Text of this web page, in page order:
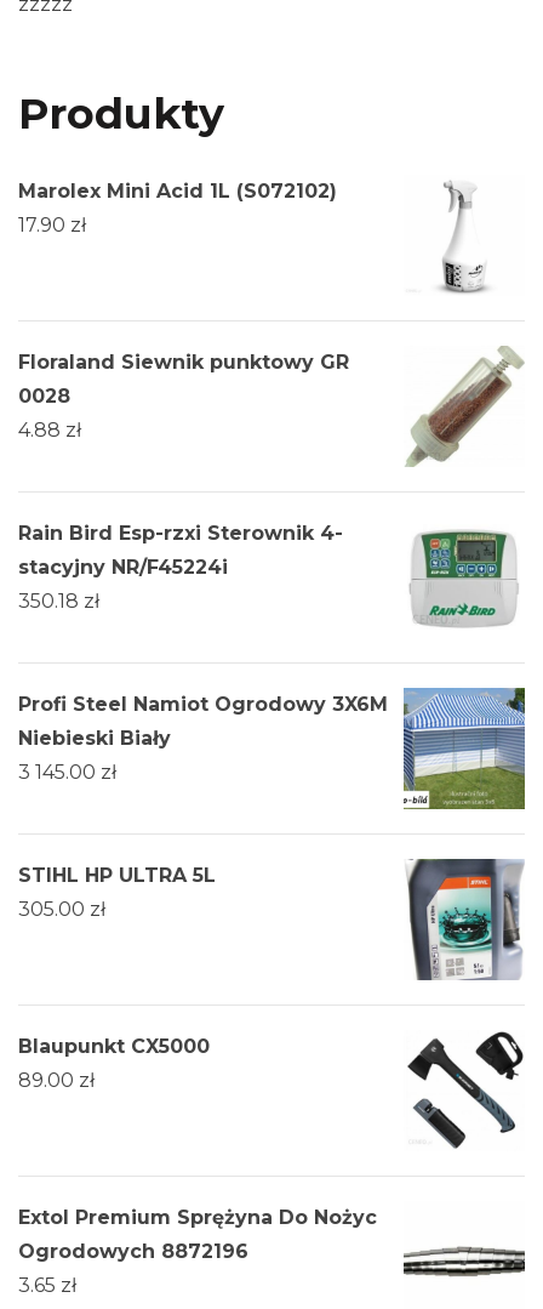
Produkty
Marolex Mini Acid 1L (S072102)
17.90 zł
Floraland Siewnik punktowy GR
0028
4.88 zł
Rain Bird Esp-rzxi Sterownik 4-
stacyjny NR/F45224i
350.18 zł
Profi Steel Namiot Ogrodowy 3X6M
Niebieski Biały
3 145.00 zł
STIHL HP ULTRA 5L
305.00 zł
Blaupunkt CX5000
89.00 zł
Extol Premium Sprężyna Do Nożyc
Ogrodowych 8872196
3.65 zł